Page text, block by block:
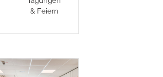
Tagungen